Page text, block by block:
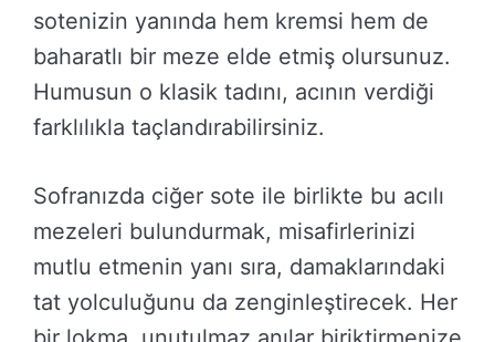
sotenizin yanında hem kremsi hem de
baharatlı bir meze elde etmiş olursunuz.
Humusun o klasik tadını, acının verdiği
farklılıkla taçlandırabilirsiniz.
Sofranızda ciğer sote ile birlikte bu acılı
mezeleri bulundurmak, misafirlerinizi
mutlu etmenin yanı sıra, damaklarındaki
tat yolculuğunu da zenginleştirecek. Her